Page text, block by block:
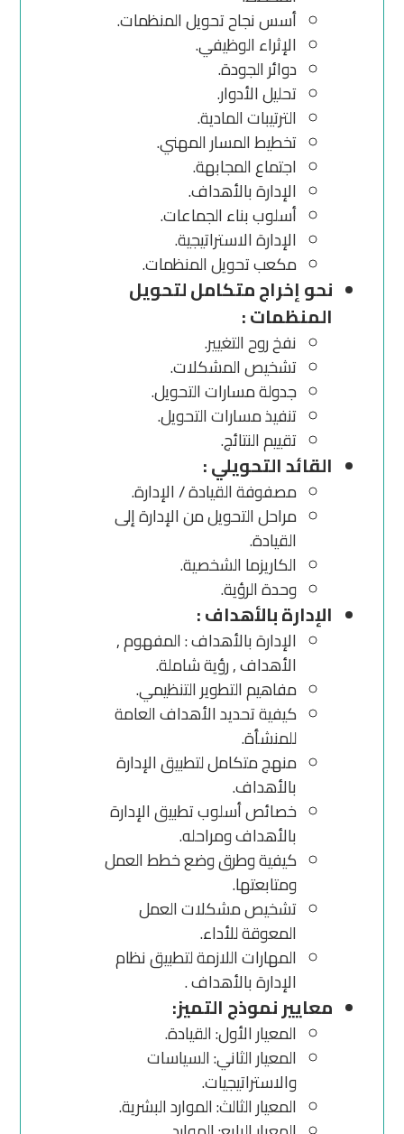
أسس نجاح تحويل المنظمات.
الإثراء الوظيفي.
دوائر الجودة.
تحليل الأدوار.
الترتيبات المادية.
تخطيط المسار المهني.
اجتماع المجابهة.
الإدارة بالأهداف.
أسلوب بناء الجماعات.
الإدارة الاستراتيجية.
مكعب تحويل المنظمات.
نحو إخراج متكامل لتحويل
المنظمات :
نفخ روح التغيير.
تشخيص المشكلات.
جدولة مسارات التحويل.
تنفيذ مسارات التحويل.
تقييم النتائج.
القائد التحويلي :
مصفوفة القيادة / الإدارة.
مراحل التحويل من الإدارة إلى
القيادة.
الكاريزما الشخصية.
وحدة الرؤية.
الإدارة بالأهداف :
الإدارة بالأهداف : المفهوم ,
الأهداف , رؤية شاملة.
مفاهيم التطوير التنظيمي.
كيفية تحديد الأهداف العامة
للمنشأة.
منهج متكامل لتطبيق الإدارة
بالأهداف.
خصائص أسلوب تطبيق الإدارة
بالأهداف ومراحله.
كيفية وطرق وضع خطط العمل
ومتابعتها.
تشخيص مشكلات العمل
المعوقة للأداء.
المهارات اللازمة لتطبيق نظام
الإدارة بالأهداف .
معايير نموذج التميز:
المعيار الأول: القيادة.
المعيار الثاني: السياسات
والاستراتيجيات.
المعيار الثالث: الموارد البشرية.